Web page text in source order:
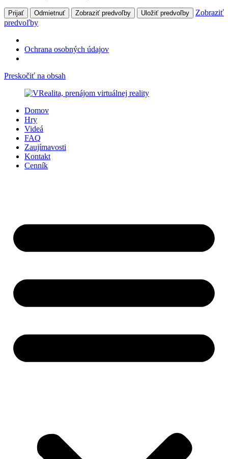
Prijať Odmietnuť Zobraziť predvoľby Uložiť predvoľby
Zobraziť
predvoľby
Ochrana osobných údajov
Preskočiť na obsah
Domov
Hry
Videá
FAQ
Zaujímavosti
Kontakt
Cenník